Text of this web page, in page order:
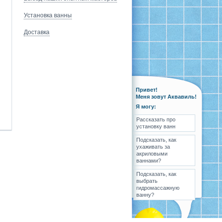
Установка ванны
Доставка
Привет!
Меня зовут Аквавиль!
Я могу:
Рассказать про
установку ванн
Подсказать, как
ухаживать за
акриловыми
ваннами?
Подсказать, как
выбрать
гидромассажную
ванну?